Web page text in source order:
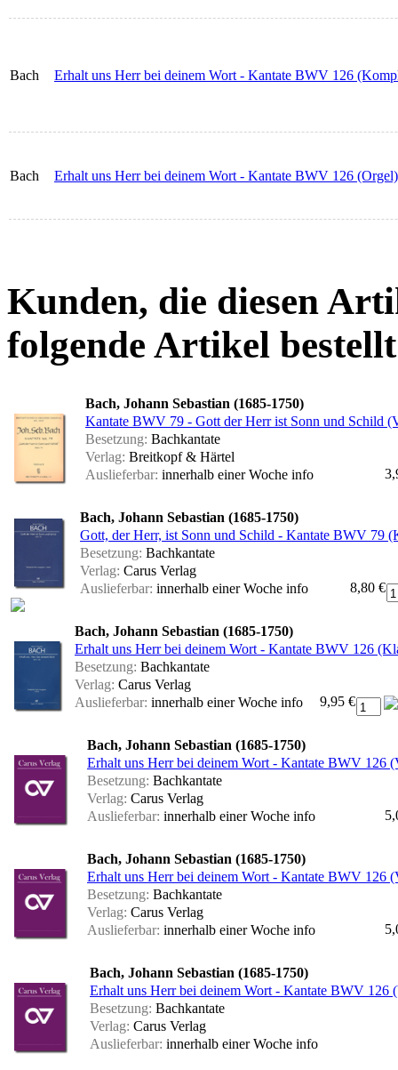
Bach Erhalt uns Herr bei deinem Wort - Kantate BWV 126
Bach Erhalt uns Herr bei deinem Wort - Kantate BWV 126 (Orgel)
Kunden, die diesen
folgende Artikel
Bach, Johann Sebastian (1685-1750)
Kantate BWV 79 - Gott der Herr ist Sonn und Schild
Besetzung: Bachkantate
Verlag: Breitkopf & Härtel
Auslieferbar: innerhalb einer Woche info
Bach, Johann Sebastian (1685-1750)
Gott, der Herr, ist Sonn und Schild - Kantate BWV 79
Besetzung: Bachkantate
Verlag: Carus Verlag
Auslieferbar: innerhalb einer Woche info 8,80 €
Bach, Johann Sebastian (1685-1750)
Erhalt uns Herr bei deinem Wort - Kantate BWV 126
Besetzung: Bachkantate
Verlag: Carus Verlag
Auslieferbar: innerhalb einer Woche info 9,95 €
Bach, Johann Sebastian (1685-1750)
Erhalt uns Herr bei deinem Wort - Kantate BWV 126
Besetzung: Bachkantate
Verlag: Carus Verlag
Auslieferbar: innerhalb einer Woche info
Bach, Johann Sebastian (1685-1750)
Erhalt uns Herr bei deinem Wort - Kantate BWV 126
Besetzung: Bachkantate
Verlag: Carus Verlag
Auslieferbar: innerhalb einer Woche info
Bach, Johann Sebastian (1685-1750)
Erhalt uns Herr bei deinem Wort - Kantate BWV 126
Besetzung: Bachkantate
Verlag: Carus Verlag
Auslieferbar: innerhalb einer Woche info